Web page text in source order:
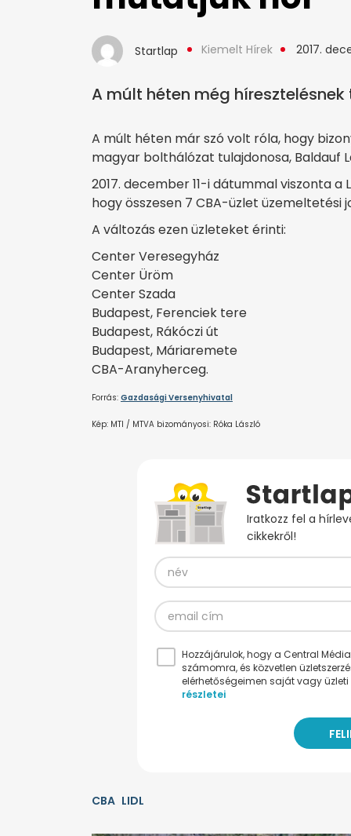
Startlap Kiemelt Hírek 2017.
A múlt héten még
A múlt héten már szó volt róla, hogy
magyar bolthálózat tulajdonosa, Baldauf
2017. december 11-i dátummal viszonta
hogy összesen 7 CBA-üzlet üzemeltetési
A változás ezen üzleteket érinti:
Center Veresegyház
Center Üröm
Center Szada
Budapest, Ferenciek tere
Budapest, Rákóczi út
Budapest, Máriaremete
CBA-Aranyherceg.
Forrás: Gazdasági Versenyhivatal
Kép: MTI / MTVA bizományosi: Róka László
Iratkozz fel a
cikkekről!
Hozzájárulok, hogy a Central
számomra, és közvetlen
elérhetőségeimen saját vagy
részletei
CBA LIDL